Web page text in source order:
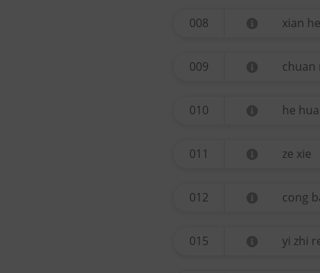
008 xian
009 chuan
010 he
011 ze xie
012 cong
015 yi zhi